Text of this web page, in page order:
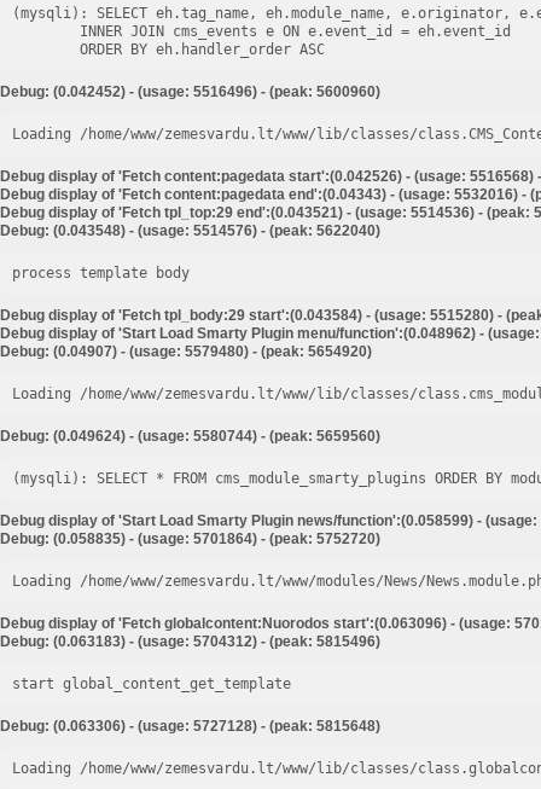
(mysqli): SELECT eh.tag_name, eh.module_name, e.originator,
Debug: (0.042452) - (usage: 5516496) - (peak: 5600960)
Loading /home/www/zemesvardu.lt/www/lib/classes/
Debug display of 'Fetch content:pagedata start':(0.042526) - (usage: 5516568)
Debug display of 'Fetch content:pagedata end':(0.04343) - (usage: 5532016) -
Debug display of 'Fetch tpl_top:29 end':(0.043521) - (usage: 5514536) - (peak:
Debug: (0.043548) - (usage: 5514576) - (peak: 5622040)
process template body
Debug display of 'Fetch tpl_body:29 start':(0.043584) - (usage: 5515280) -
Debug display of 'Start Load Smarty Plugin menu/function':(0.048962) -
Debug: (0.04907) - (usage: 5579480) - (peak: 5654920)
Loading /home/www/zemesvardu.lt/www/lib/classes/
Debug: (0.049624) - (usage: 5580744) - (peak: 5659560)
Debug display of 'Start Load Smarty Plugin news/function':(0.058599) -
Debug: (0.058835) - (usage: 5701864) - (peak: 5752720)
Loading /home/www/zemesvardu.lt/www/modules/News/
Debug display of 'Fetch globalcontent:Nuorodos start':(0.063096) - (usage:
Debug: (0.063183) - (usage: 5704312) - (peak: 5815496)
start global_content_get_template
Debug: (0.063306) - (usage: 5727128) - (peak: 5815648)
Loading /home/www/zemesvardu.lt/www/lib/classes/